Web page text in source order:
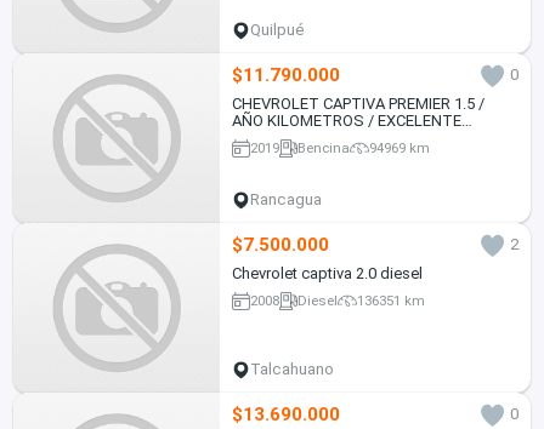
Quilpué
$11.790.000
0
CHEVROLET CAPTIVA PREMIER 1.5 /
AÑO KILOMETROS / EXCELENTE
ESTADO
2019 Bencina 94969 km
Rancagua
$7.500.000
2
Chevrolet captiva 2.0 diesel
2008 Diesel 136351 km
Talcahuano
$13.690.000
0